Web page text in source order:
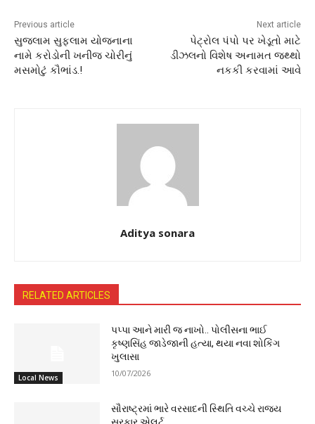
Previous article
સુજલામ સુફલામ યોજનાના
નામે કરોડોની ખનીજ ચોરીનું
મસમોટું કૌભાંડ.!
Next article
પેટ્રોલ પંપો પર ખેડૂતો માટે
ડીઝલનો વિશેષ અનામત જથ્થો
નકકી કરવામાં આવે
Aditya sonara
RELATED ARTICLES
Local News
પપ્પા આને મારી જ નાખો.. પોલીસના ભાઈ
કૃષ્ણસિંહ જાડેજાની હત્યા, થયા નવા શોકિંગ
ખુલાસા
10/07/2026
સૌરાષ્ટ્રમાં ભારે વરસાદની સ્થિતિ વચ્ચે રાજ્ય
સરકાર એલર્ટ